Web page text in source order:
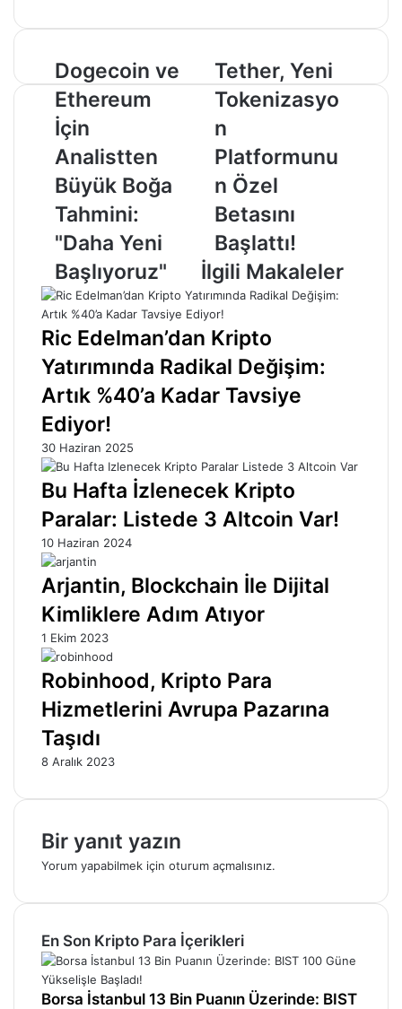
Dogecoin
ve
Ethereum
İçin
Analistten
Büyük
Boğa
Tahmini:
"Daha
Yeni
Başlıyoruz"
Dogecoin ve
Ethereum
İçin
Analistten
Büyük Boğa
Tahmini:
"Daha Yeni
Başlıyoruz"
Tether,
Yeni
Tokenizasyon
Platformunun
Özel
Betasını
Başlattı!
Tether, Yeni
Tokenizasyo
n
Platformunu
n Özel
Betasını
Başlattı!
İlgili Makaleler
Ric Edelman’dan Kripto
Yatırımında Radikal Değişim:
Artık %40’a Kadar Tavsiye
Ediyor!
30 Haziran 2025
Bu Hafta İzlenecek Kripto
Paralar: Listede 3 Altcoin Var!
10 Haziran 2024
Arjantin, Blockchain İle Dijital
Kimliklere Adım Atıyor
1 Ekim 2023
Robinhood, Kripto Para
Hizmetlerini Avrupa Pazarına
Taşıdı
8 Aralık 2023
Bir yanıt yazın
Yorum yapabilmek için oturum açmalısınız.
En Son Kripto Para İçerikleri
Borsa İstanbul 13 Bin Puanın Üzerinde: BIST